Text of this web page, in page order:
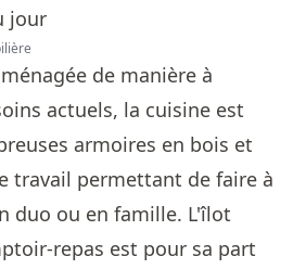
de manière à
actuels, la cuisine est
armoires en bois et
travail permettant de faire à
duo ou en famille. L'îlot
repas est pour sa part